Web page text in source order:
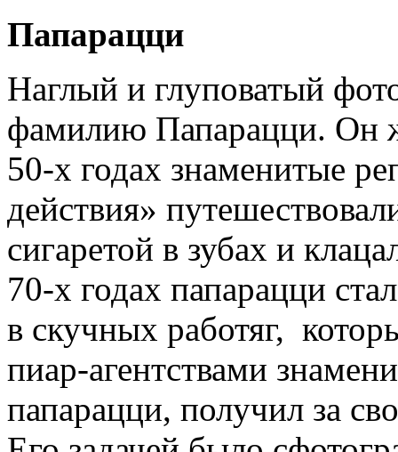
Папарацци
Наглый и глуповатый
фамилию Папарацци. Он
50-х годах знаменитые
действия»
сигаретой в зубах и
70-х годах папарацци
в скучных работяг,
пиар-агентствами
папарацци, получил за